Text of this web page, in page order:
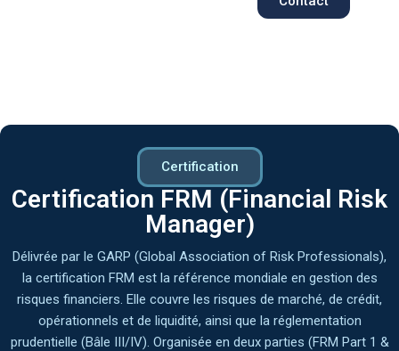
Certification
Certification FRM (Financial Risk
Manager)
Délivrée par le GARP (Global Association of Risk Professionals),
la certification FRM est la référence mondiale en gestion des
risques financiers. Elle couvre les risques de marché, de crédit,
opérationnels et de liquidité, ainsi que la réglementation
prudentielle (Bâle III/IV). Organisée en deux parties (FRM Part 1 &